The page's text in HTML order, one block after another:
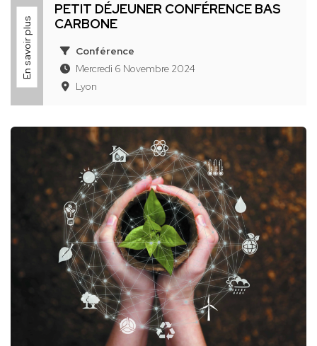
En savoir plus
PETIT DÉJEUNER CONFÉRENCE BAS
CARBONE
Conférence
Mercredi 6 Novembre 2024
Lyon